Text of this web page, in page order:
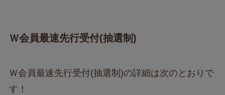
Ｗ会員最速先行受付(抽選制)
Ｗ会員最速先行受付(抽選制)の詳細は次のとおりで
す！